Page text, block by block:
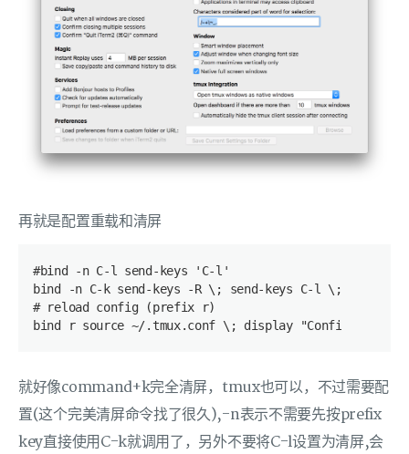
再就是配置重载和清屏
#bind -n C-l send-keys 'C-l'
bind -n C-k send-keys -R \; send-keys C-l \; clear-
# reload config (prefix r)
bind r source ~/.tmux.conf \; display "Configuration
就好像command+k完全清屏，tmux也可以，不过需要配
置(这个完美清屏命令找了很久),-n表示不需要先按prefix
key直接使用C-k就调用了，另外不要将C-l设置为清屏,会